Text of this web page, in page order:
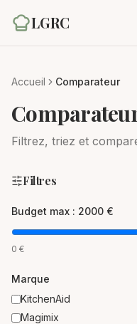
LGRC
Accueil Comparateur
Filtrez, triez et
Filtres
Budget max : 2000 €
0 €
Marque
KitchenAid
Magimix